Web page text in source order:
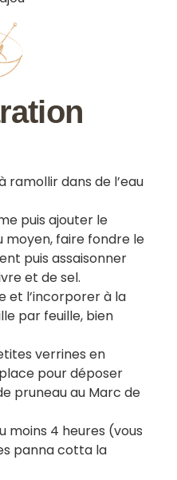
ramollir dans de l’eau
puis ajouter le
moyen, faire fondre le
puis assaisonner
et de sel.
et l’incorporer à la
par feuille, bien
verrines en
pour déposer
pruneau au Marc de
moins 4 heures (vous
panna cotta la